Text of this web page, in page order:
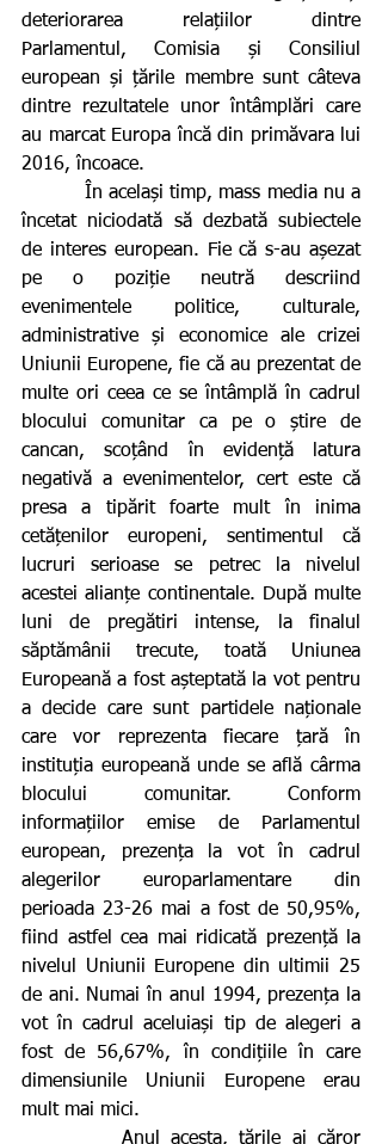
deteriorarea relațiilor dintre
Parlamentul, Comisia și Consiliul
european și țările membre sunt câteva
dintre rezultatele unor întâmplări care
au marcat Europa încă din primăvara lui
2016, încoace.
încetat niciodată să dezbată subiectele
de interes european. Fie că s-au așezat
pe o poziție neutră descriind
evenimentele politice, culturale,
administrative și economice ale crizei
Uniunii Europene, fie că au prezentat de
multe ori ceea ce se întâmplă în cadrul
blocului comunitar ca pe o știre de
cancan, scoțând în evidență latura
negativă a evenimentelor, cert este că
presa a tipărit foarte mult în inima
cetățenilor europeni, sentimentul că
lucruri serioase se petrec la nivelul
acestei alianțe continentale. După multe
luni de pregătiri intense, la finalul
săptămânii trecute, toată Uniunea
Europeană a fost așteptată la vot pentru
a decide care sunt partidele naționale
care vor reprezenta fiecare țară în
instituția europeană unde se află cârma
blocului comunitar. Conform
informațiilor emise de Parlamentul
european, prezența la vot în cadrul
alegerilor europarlamentare din
perioada 23-26 mai a fost de 50,95%,
fiind astfel cea mai ridicată prezență la
nivelul Uniunii Europene din ultimii 25
de ani. Numai în anul 1994, prezența la
vot în cadrul aceluiași tip de alegeri a
fost de 56,67%, în condițiile în care
dimensiunile Uniunii Europene erau
mult mai mici.